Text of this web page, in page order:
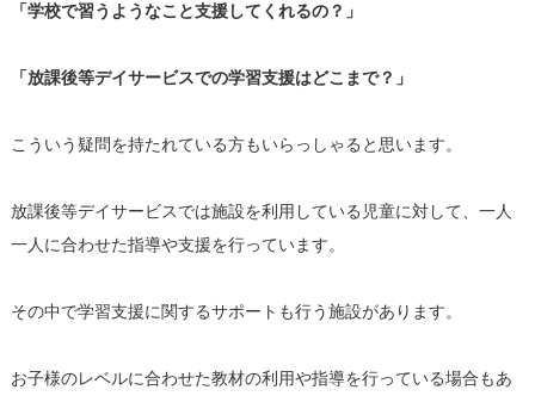
「学校で習うようなこと支援してくれるの？」
「放課後等デイサービスでの学習支援はどこまで？」
こういう疑問を持たれている方もいらっしゃると思います。
放課後等デイサービスでは施設を利用している児童に対して、一人
一人に合わせた指導や支援を行っています。
その中で学習支援に関するサポートも行う施設があります。
お子様のレベルに合わせた教材の利用や指導を行っている場合もあ